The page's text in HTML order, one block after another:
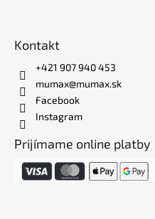
Kontakt
+421 907 940 453
mumax@mumax.sk
Facebook
Instagram
Prijímame online platby